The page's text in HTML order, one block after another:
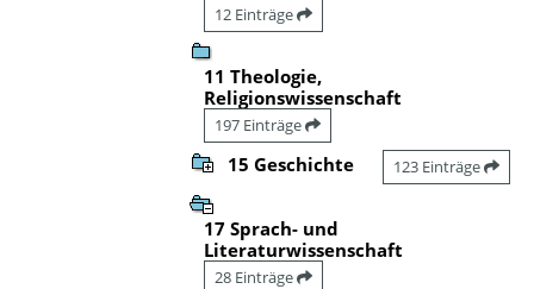
12 Einträge
11 Theologie,
Religionswissenschaft
197 Einträge
15 Geschichte 123 Einträge
17 Sprach- und
Literaturwissenschaft
28 Einträge